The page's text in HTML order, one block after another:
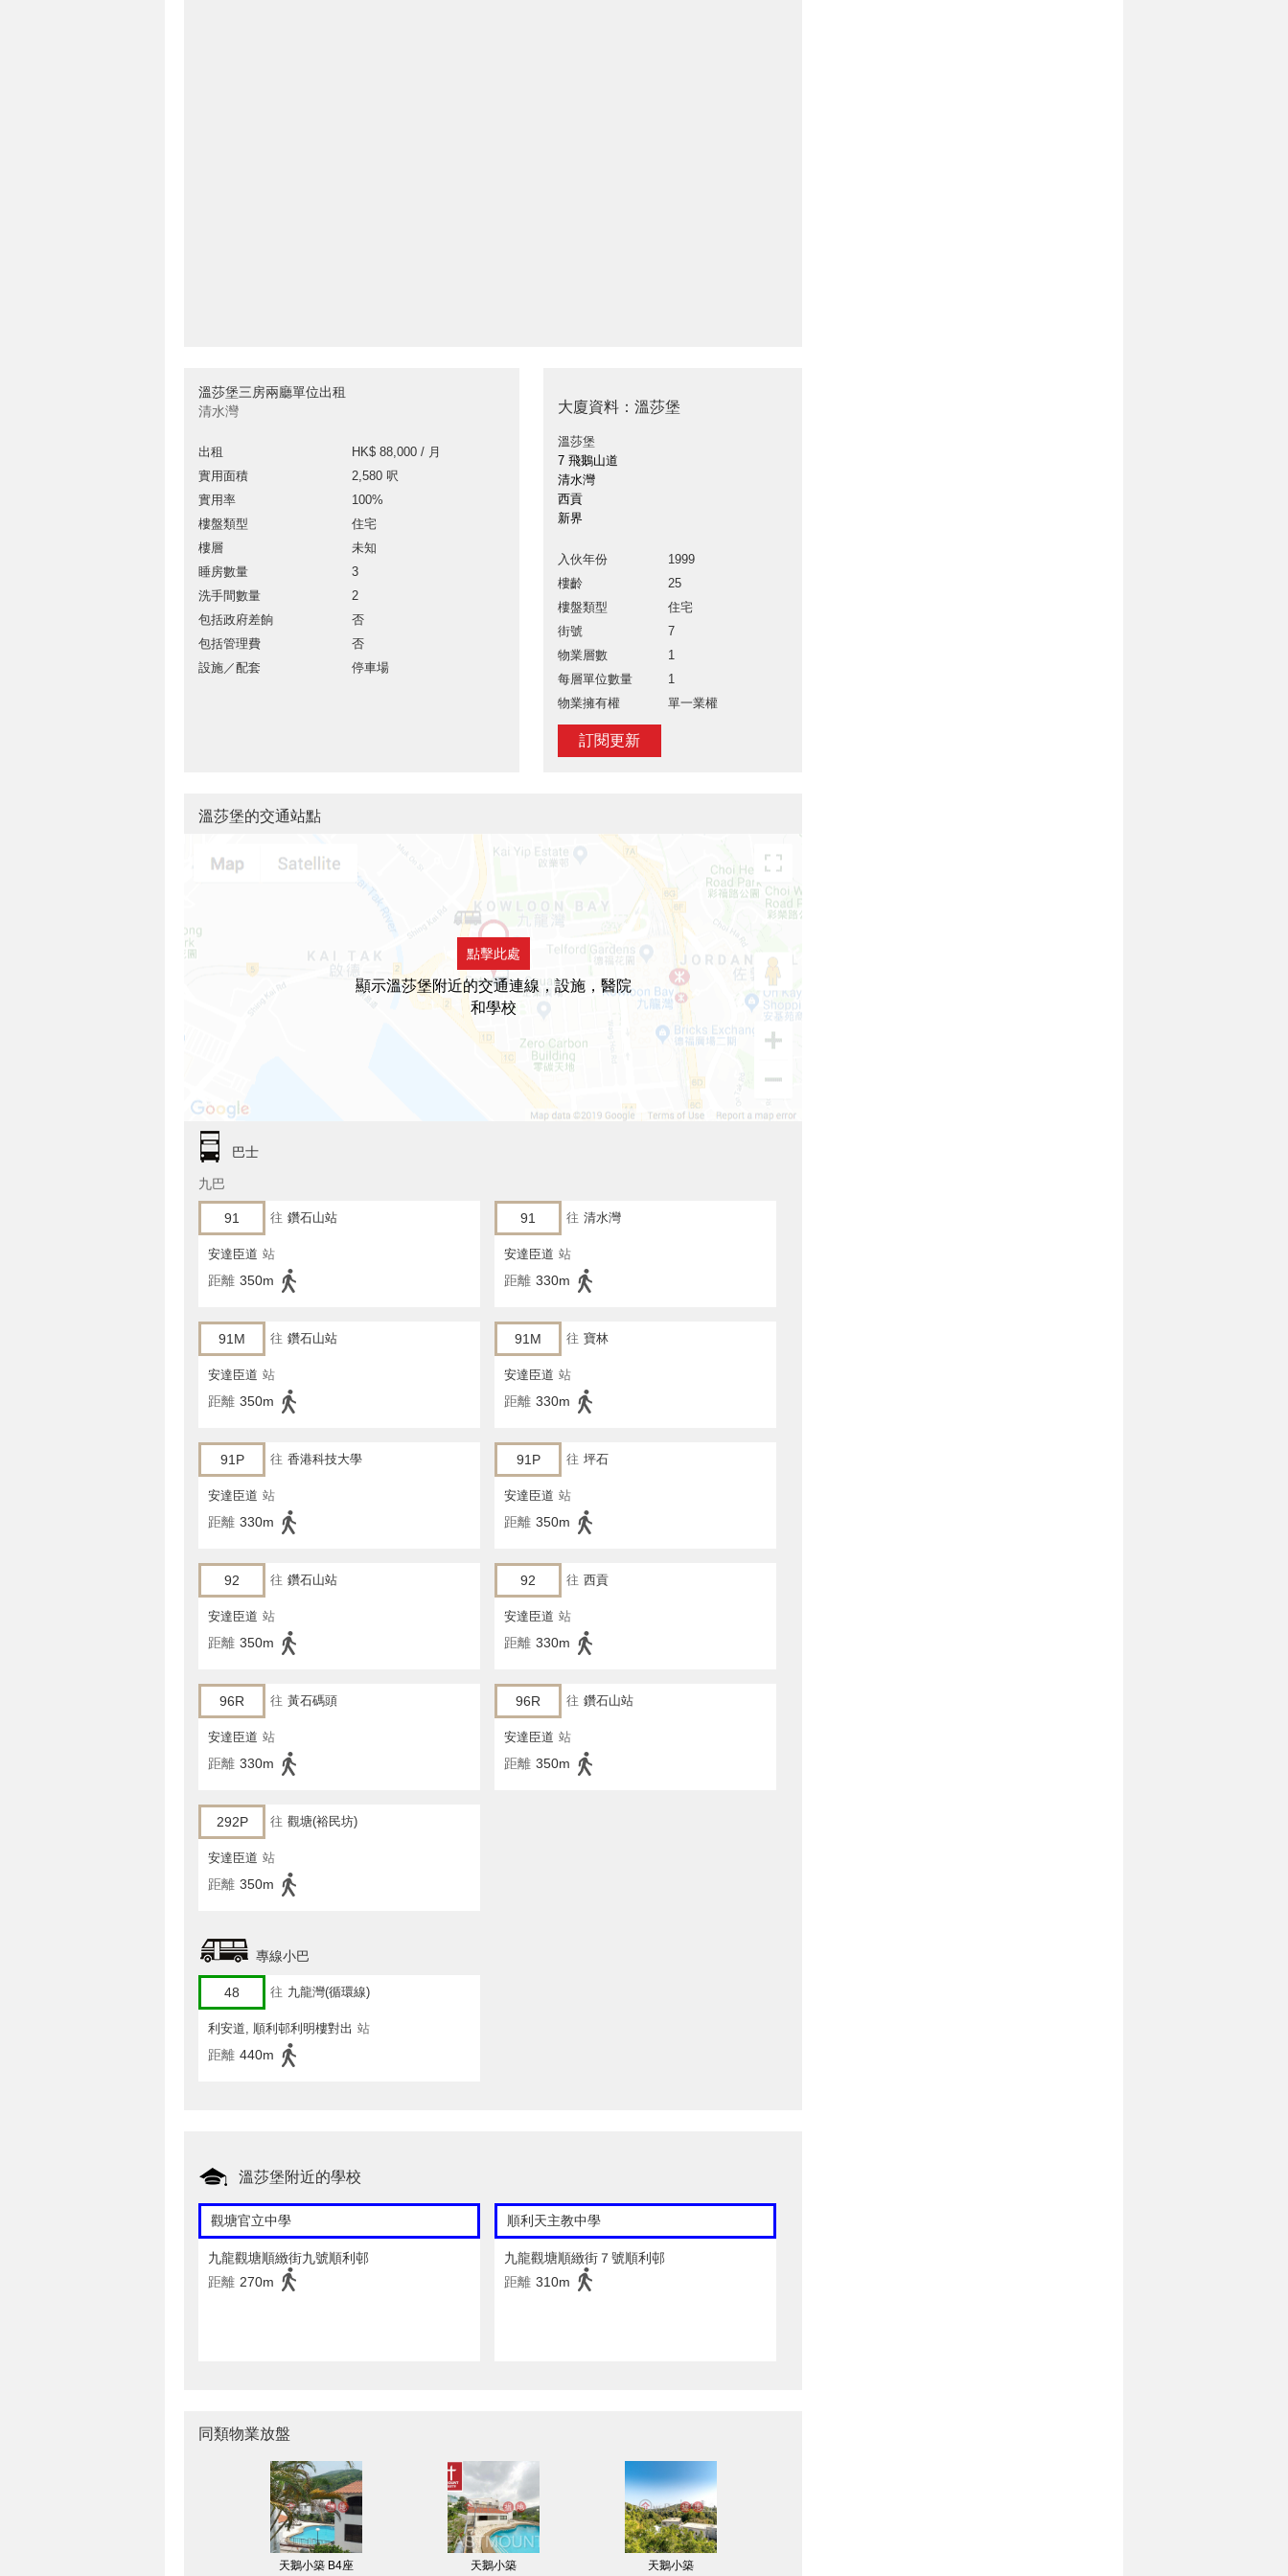
溫莎堡三房兩廳單位出租
清水灣
出租
HK$ 88,000 / 月
實用面積
2,580 呎
實用率
100%
樓盤類型
住宅
樓層
未知
睡房數量
3
洗手間數量
2
包括政府差餉
否
包括管理費
否
設施／配套
停車場
大廈資料：溫莎堡
溫莎堡
7 飛鵝山道
清水灣
西貢
新界
入伙年份
1999
樓齡
25
樓盤類型
住宅
街號
7
物業層數
1
每層單位數量
1
物業擁有權
單一業權
訂閱更新
溫莎堡的交通站點
點擊此處
顯示溫莎堡附近的交通連線，設施，醫院
和學校
巴士
九巴
91 往 鑽石山站
安達臣道 站
距離 350m
91 往 清水灣
安達臣道 站
距離 330m
91M 往 鑽石山站
安達臣道 站
距離 350m
91M 往 寶林
安達臣道 站
距離 330m
91P 往 香港科技大學
安達臣道 站
距離 330m
91P 往 坪石
安達臣道 站
距離 350m
92 往 鑽石山站
安達臣道 站
距離 350m
92 往 西貢
安達臣道 站
距離 330m
96R 往 黃石碼頭
安達臣道 站
距離 330m
96R 往 鑽石山站
安達臣道 站
距離 350m
292P 往 觀塘(裕民坊)
安達臣道 站
距離 350m
專線小巴
48 往 九龍灣(循環線)
利安道, 順利邨利明樓對出 站
距離 440m
溫莎堡附近的學校
觀塘官立中學
九龍觀塘順緻街九號順利邨
距離 270m
順利天主教中學
九龍觀塘順緻街７號順利邨
距離 310m
同類物業放盤
天鵝小築 B4座 天鵝小築 天鵝小築